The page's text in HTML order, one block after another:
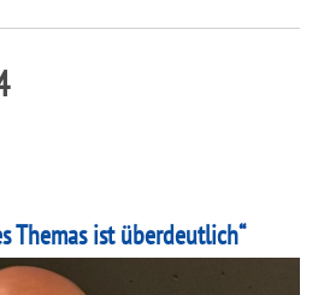
Themas ist überdeutlich“